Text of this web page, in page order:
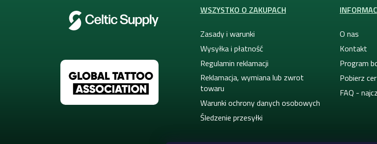
WSZYSTKO O ZAKUPACH
Zasady i warunki
Wysyłka i płatność
Regulamin reklamacji
Reklamacja, wymiana lub zwrot
towaru
Warunki ochrony danych osobowych
Śledzenie przesyłki
O nas
Kontakt
Program
Pobierz
FAQ -